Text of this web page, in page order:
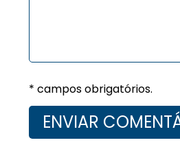
* campos obrigatórios.